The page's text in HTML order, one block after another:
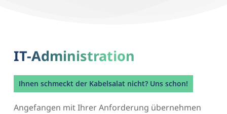
IT-Administration
Ihnen schmeckt der Kabelsalat nicht? Uns schon!
Angefangen mit Ihrer Anforderung übernehmen